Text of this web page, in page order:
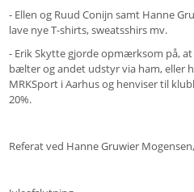
- Ellen og Ruud Conijn samt Hanne
lave nye T-shirts, sweatsshirs mv.
- Erik Skytte gjorde opmærksom på,
bælter og andet udstyr via ham, eller
MRKSport i Aarhus og henviser til
20%.
Referat ved Hanne Gruwier